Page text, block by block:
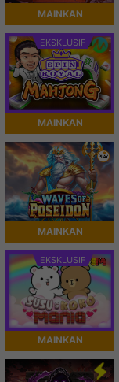
MAINKAN
EKSKLUSIF
MAINKAN
MAINKAN
EKSKLUSIF
MAINKAN